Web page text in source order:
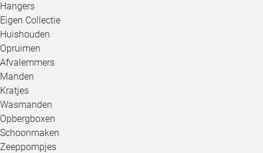
Hangers
Eigen Collectie
Huishouden
Opruimen
Afvalemmers
Manden
Kratjes
Wasmanden
Opbergboxen
Schoonmaken
Zeeppompjes